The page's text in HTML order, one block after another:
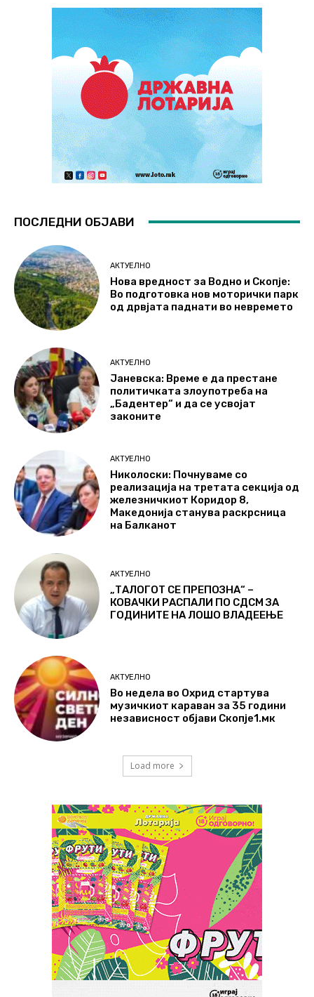
ПОСЛЕДНИ ОБЈАВИ
АКТУЕЛНО
Нова вредност за Водно и Скопје:
Во подготовка нов моторички парк
од дрвјата паднати во невремето
АКТУЕЛНО
Јаневска: Време е да престане
политичката злоупотреба на
„Бадентер“ и да се усвојат
законите
АКТУЕЛНО
Николоски: Почнуваме со
реализација на третата секција од
железничкиот Коридор 8,
Македонија станува раскрсница
на Балканот
АКТУЕЛНО
„ТАЛОГОТ СЕ ПРЕПОЗНА“ –
КОВАЧКИ РАСПАЛИ ПО СДСМ ЗА
ГОДИНИТЕ НА ЛОШО ВЛАДЕЕЊЕ
АКТУЕЛНО
Во недела во Охрид стартува
музичкиот караван за 35 години
независност објави Скопје1.мк
Load more